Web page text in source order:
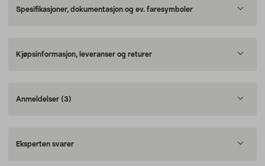
Spesifikasjoner, dokumentasjon og ev. faresymboler
Kjøpsinformasjon, leveranser og returer
Anmeldelser (3)
Eksperten svarer